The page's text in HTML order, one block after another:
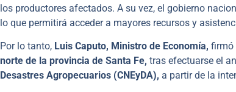
los productores afectados. A su vez, el gobierno
lo que permitirá acceder a mayores recursos y
Por lo tanto, Luis Caputo, Ministro de Economía, firmó
norte de la provincia de Santa Fe, tras efectuarse el
Desastres Agropecuarios (CNEyDA), a partir de la